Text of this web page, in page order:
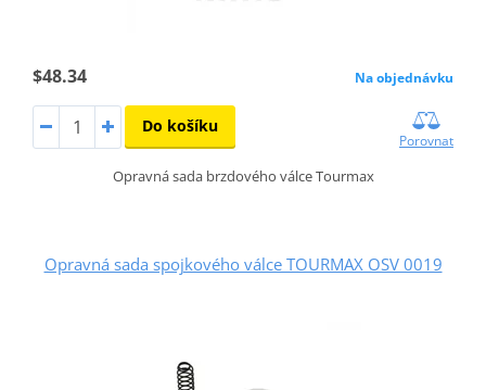
$48.34 Na objednávku
Do košíku
Porovnat
Opravná sada brzdového válce Tourmax
Opravná sada spojkového válce TOURMAX OSV 0019